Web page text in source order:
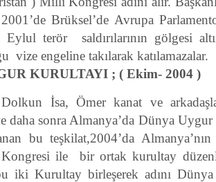
Brüksel’de Avrupa
Eylul terör saldırılarının gölgesi
vize engeline takılarak katılamazalar.
KURULTAYI ; ( Ekim- 2004 )
İsa, Ömer kanat ve
daha sonra Almanya’da Dünya
bu teşkilat,2004’da
ile bir ortak kurultay
Kurultay birleşerek adını